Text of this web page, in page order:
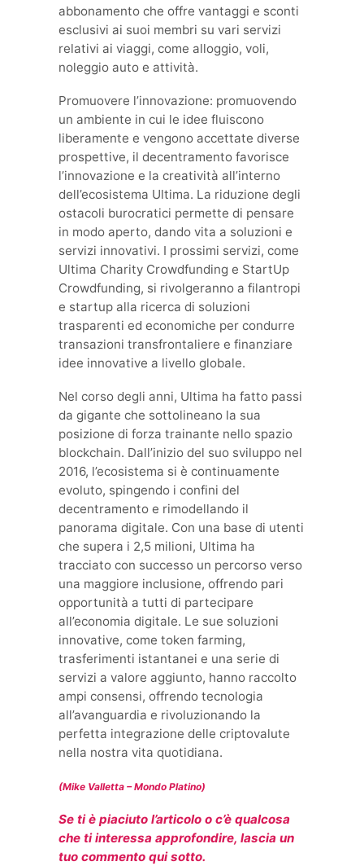
abbonamento che offre vantaggi e sconti
esclusivi ai suoi membri su vari servizi
relativi ai viaggi, come alloggio, voli,
noleggio auto e attività.
Promuovere l’innovazione: promuovendo
un ambiente in cui le idee fluiscono
liberamente e vengono accettate diverse
prospettive, il decentramento favorisce
l’innovazione e la creatività all’interno
dell’ecosistema Ultima. La riduzione degli
ostacoli burocratici permette di pensare
in modo aperto, dando vita a soluzioni e
servizi innovativi. I prossimi servizi, come
Ultima Charity Crowdfunding e StartUp
Crowdfunding, si rivolgeranno a filantropi
e startup alla ricerca di soluzioni
trasparenti ed economiche per condurre
transazioni transfrontaliere e finanziare
idee innovative a livello globale.
Nel corso degli anni, Ultima ha fatto passi
da gigante che sottolineano la sua
posizione di forza trainante nello spazio
blockchain. Dall’inizio del suo sviluppo nel
2016, l’ecosistema si è continuamente
evoluto, spingendo i confini del
decentramento e rimodellando il
panorama digitale. Con una base di utenti
che supera i 2,5 milioni, Ultima ha
tracciato con successo un percorso verso
una maggiore inclusione, offrendo pari
opportunità a tutti di partecipare
all’economia digitale. Le sue soluzioni
innovative, come token farming,
trasferimenti istantanei e una serie di
servizi a valore aggiunto, hanno raccolto
ampi consensi, offrendo tecnologia
all’avanguardia e rivoluzionando la
perfetta integrazione delle criptovalute
nella nostra vita quotidiana.
(Mike Valletta – Mondo Platino)
Se ti è piaciuto l’articolo o c’è qualcosa
che ti interessa approfondire, lascia un
tuo commento qui sotto.